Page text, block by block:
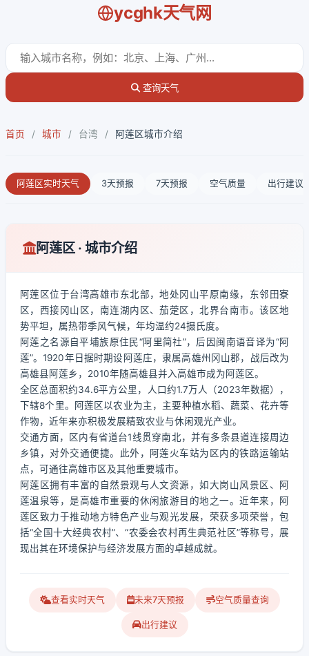
ycghk天气网
查询天气
首页 / 城市 / 台湾 / 阿莲区城市介绍
阿莲区实时天气 3天预报 7天预报 空气质量 出行建议
阿莲区 · 城市介绍
阿莲区位于台湾高雄市东北部，地处冈山平原南缘，东邻田寮
区，西接冈山区，南连湖内区、茄萣区，北界台南市。该区地
势平坦，属热带季风气候，年均温约24摄氏度。
阿莲之名源自平埔族原住民“阿里简社”，后因闽南语音译为“阿
莲”。1920年日据时期设阿莲庄，隶属高雄州冈山郡，战后改为
高雄县阿莲乡，2010年随高雄县并入高雄市成为阿莲区。
全区总面积约34.6平方公里，人口约1.7万人（2023年数据），
下辖8个里。阿莲区以农业为主，主要种植水稻、蔬菜、花卉等
作物，近年来亦积极发展精致农业与休闲观光产业。
交通方面，区内有省道台1线贯穿南北，并有多条县道连接周边
乡镇，对外交通便捷。此外，阿莲火车站为区内的铁路运输站
点，可通往高雄市区及其他重要城市。
阿莲区拥有丰富的自然景观与人文资源，如大岗山风景区、阿
莲温泉等，是高雄市重要的休闲旅游目的地之一。近年来，阿
莲区致力于推动地方特色产业与观光发展，荣获多项荣誉，包
括“全国十大经典农村”、“农委会农村再生典范社区”等称号，展
现出其在环境保护与经济发展方面的卓越成就。
查看实时天气 未来7天预报 空气质量查询
出行建议